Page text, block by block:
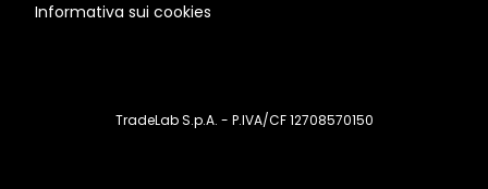
Informativa sui cookies
TradeLab S.p.A. - P.IVA/CF 12708570150